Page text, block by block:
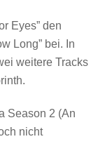
Eyes” den
Long” bei. In
weitere Tracks
Season 2 (An
nicht